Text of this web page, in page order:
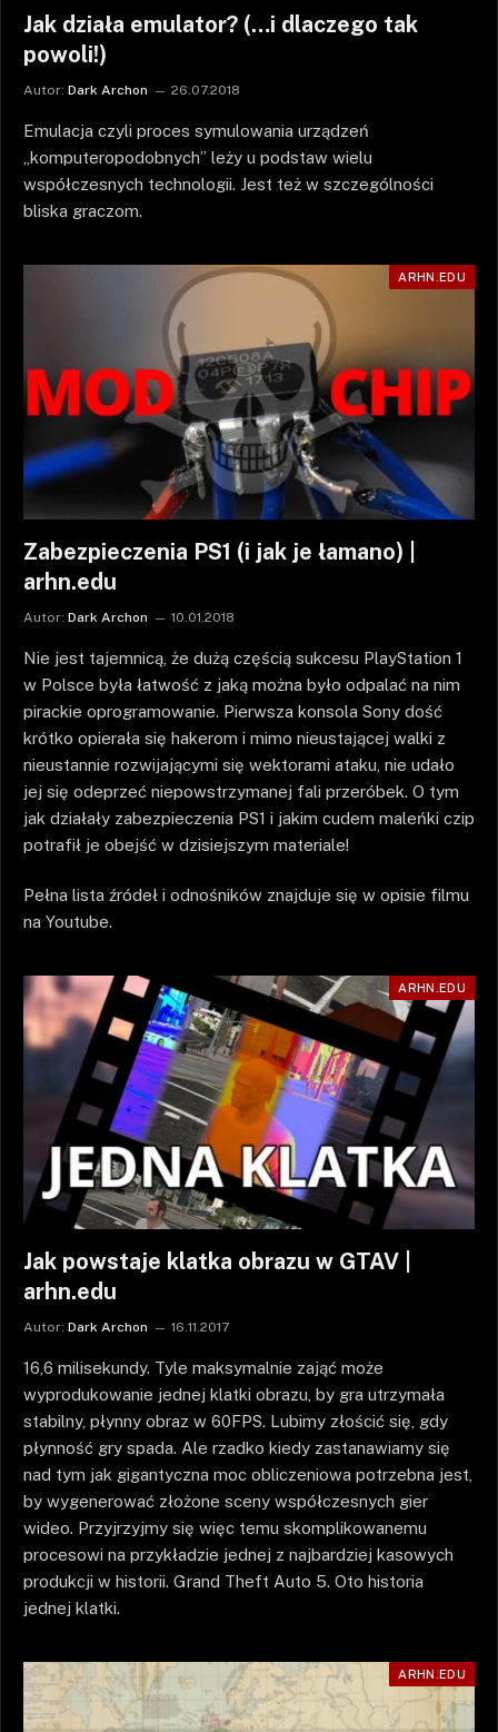
Jak działa emulator? (…i dlaczego tak
powoli!)
Autor: Dark Archon 26.07.2018
Emulacja czyli proces symulowania urządzeń
„komputeropodobnych” leży u podstaw wielu
współczesnych technologii. Jest też w szczególności
bliska graczom.
ARHN.EDU
Zabezpieczenia PS1 (i jak je łamano) |
arhn.edu
Autor: Dark Archon 10.01.2018
Nie jest tajemnicą, że dużą częścią sukcesu PlayStation 1
w Polsce była łatwość z jaką można było odpalać na nim
pirackie oprogramowanie. Pierwsza konsola Sony dość
krótko opierała się hakerom i mimo nieustającej walki z
nieustannie rozwijającymi się wektorami ataku, nie udało
jej się odeprzeć niepowstrzymanej fali przeróbek. O tym
jak działały zabezpieczenia PS1 i jakim cudem maleńki czip
potrafił je obejść w dzisiejszym materiale!
Pełna lista źródeł i odnośników znajduje się w opisie filmu
na Youtube.
ARHN.EDU
Jak powstaje klatka obrazu w GTAV |
arhn.edu
Autor: Dark Archon 16.11.2017
16,6 milisekundy. Tyle maksymalnie zająć może
wyprodukowanie jednej klatki obrazu, by gra utrzymała
stabilny, płynny obraz w 60FPS. Lubimy złościć się, gdy
płynność gry spada. Ale rzadko kiedy zastanawiamy się
nad tym jak gigantyczna moc obliczeniowa potrzebna jest,
by wygenerować złożone sceny współczesnych gier
wideo. Przyjrzyjmy się więc temu skomplikowanemu
procesowi na przykładzie jednej z najbardziej kasowych
produkcji w historii. Grand Theft Auto 5. Oto historia
jednej klatki.
ARHN.EDU